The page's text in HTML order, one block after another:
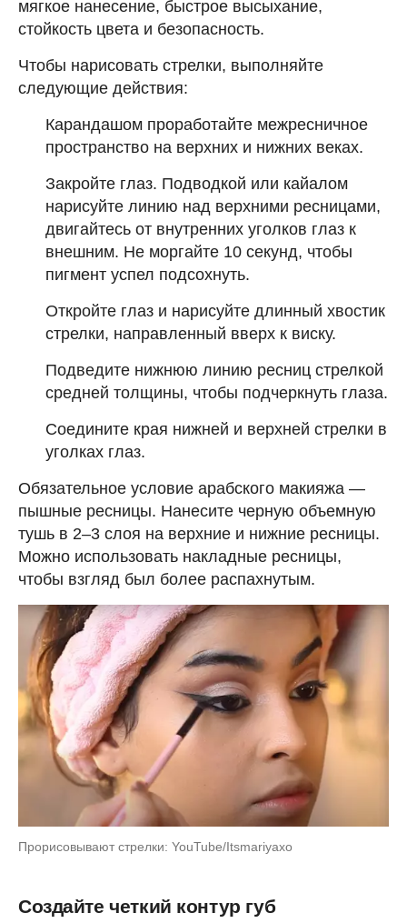
мягкое нанесение, быстрое высыхание,
стойкость цвета и безопасность.
Чтобы нарисовать стрелки, выполняйте
следующие действия:
Карандашом проработайте межресничное
пространство на верхних и нижних веках.
Закройте глаз. Подводкой или кайалом
нарисуйте линию над верхними ресницами,
двигайтесь от внутренних уголков глаз к
внешним. Не моргайте 10 секунд, чтобы
пигмент успел подсохнуть.
Откройте глаз и нарисуйте длинный хвостик
стрелки, направленный вверх к виску.
Подведите нижнюю линию ресниц стрелкой
средней толщины, чтобы подчеркнуть глаза.
Соедините края нижней и верхней стрелки в
уголках глаз.
Обязательное условие арабского макияжа —
пышные ресницы. Нанесите черную объемную
тушь в 2–3 слоя на верхние и нижние ресницы.
Можно использовать накладные ресницы,
чтобы взгляд был более распахнутым.
Прорисовывают стрелки: YouTube/Itsmariyaxo
Создайте четкий контур губ